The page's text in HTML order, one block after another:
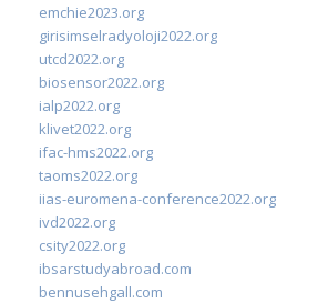
emchie2023.org
girisimselradyoloji2022.org
utcd2022.org
biosensor2022.org
ialp2022.org
klivet2022.org
ifac-hms2022.org
taoms2022.org
iias-euromena-conference2022.org
ivd2022.org
csity2022.org
ibsarstudyabroad.com
bennusehgall.com